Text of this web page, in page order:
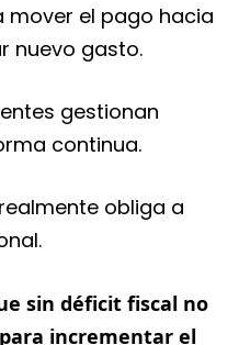
mover el pago hacia
nuevo gasto.
gestionan
continua.
obliga a
sin déficit fiscal no
incrementar el